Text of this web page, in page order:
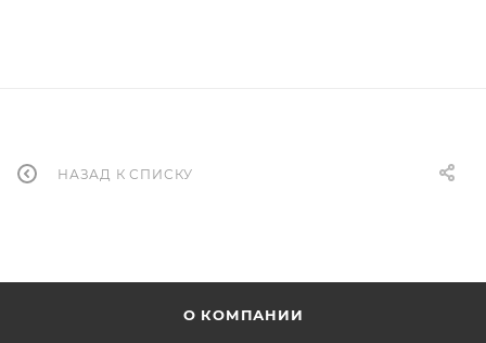
НАЗАД К СПИСКУ
О КОМПАНИИ